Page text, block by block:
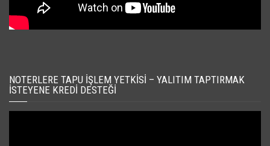
NOTERLERE TAPU İŞLEM YETKISI – YALITIM TAPTIRMAK
İSTEYENE KREDI DESTEĞI